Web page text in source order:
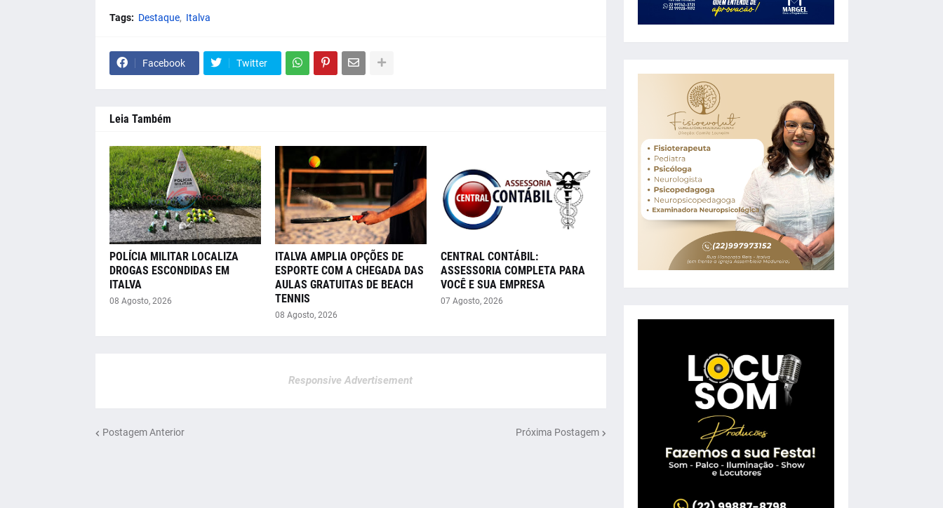
Tags: Destaque Italva
Facebook Twitter
Leia Também
POLÍCIA MILITAR LOCALIZA
DROGAS ESCONDIDAS EM
ITALVA
08 Agosto, 2026
ITALVA AMPLIA OPÇÕES DE
ESPORTE COM A CHEGADA DAS
AULAS GRATUITAS DE BEACH
TENNIS
08 Agosto, 2026
CENTRAL CONTÁBIL:
ASSESSORIA COMPLETA PARA
VOCÊ E SUA EMPRESA
07 Agosto, 2026
Responsive Advertisement
Postagem Anterior Próxima Postagem